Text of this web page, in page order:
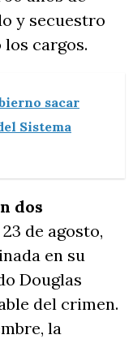
y secuestro
los cargos.
sacar
Sistema
dos
de agosto,
en su
Douglas
del crimen.
la